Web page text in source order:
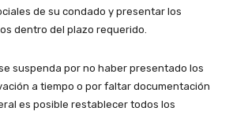
de su condado y presentar los
dentro del plazo requerido.
suspenda por no haber presentado los
a tiempo o por faltar documentación
es posible restablecer todos los